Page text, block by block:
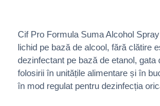
Cif Pro Formula Suma Alcohol
lichid pe bază de alcool, fără clătire
dezinfectant pe bază de etanol, gata
folosirii în unitățile alimentare și în
în mod regulat pentru dezinfecția